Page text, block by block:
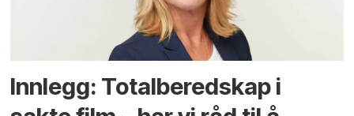
Innlegg: Totalberedskap i